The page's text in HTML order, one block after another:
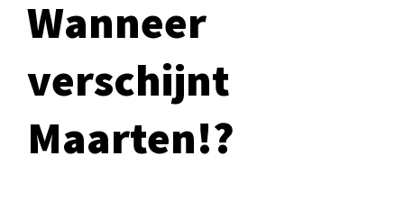
Wanneer
verschijnt
Maarten!?